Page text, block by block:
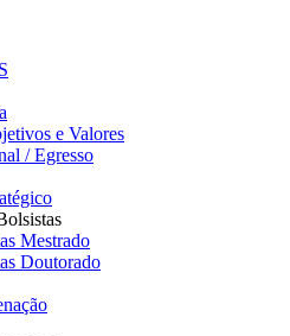
e Valores
/ Egresso
Mestrado
Doutorado